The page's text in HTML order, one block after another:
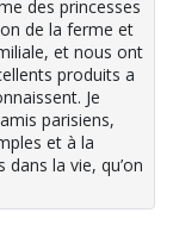
des princesses
de la ferme et
et nous ont
produits a
Je
parisiens,
et à la
la vie, qu’on